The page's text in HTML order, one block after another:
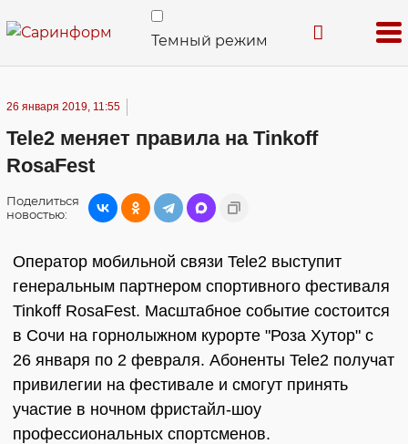
Темный режим
26 января 2019, 11:55
Tele2 меняет правила на Tinkoff
RosaFest
Поделиться
новостью:
Оператор мобильной связи Tele2 выступит
генеральным партнером спортивного фестиваля
Tinkoff RosaFest. Масштабное событие состоится
в Сочи на горнолыжном курорте "Роза Хутор" с
26 января по 2 февраля. Абоненты Tele2 получат
привилегии на фестивале и смогут принять
участие в ночном фристайл-шоу
профессиональных спортсменов.